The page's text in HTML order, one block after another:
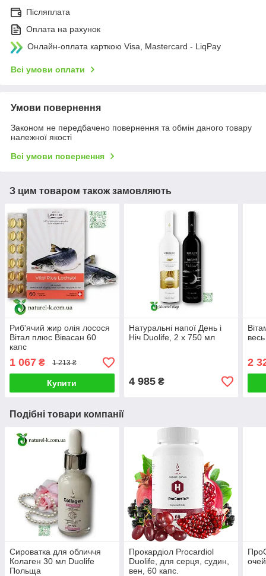
Післяплата
Оплата на рахунок
Онлайн-оплата карткою Visa, Mastercard - LiqPay
Всі умови оплати
Умови повернення
Законом не передбачено повернення та обмін даного товару
належної якості
Всі умови повернення
З цим товаром також замовляють
Риб'ячий жир олія лосося
Вітал плюс Вівасан 60
капс
1 067 ₴ 1 213 ₴
Купити
Натуральні напої День і
Ніч Duolife, 2 х 750 мл
4 985₴
2
Подібні товари компанії
Сироватка для обличчя
Колаген 30 мл Duolife
Польща
Прокардіол Procardiol
Duolife, для серця, судин,
вен, 60 капс.